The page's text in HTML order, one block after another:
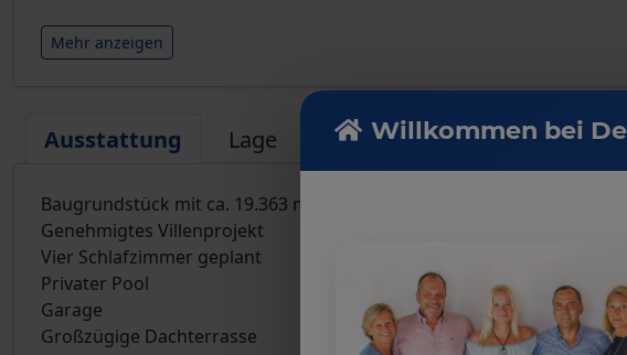
Mehr anzeigen
Ausstattung Lage
Baugrundstück mit ca. 19.363 m²
Genehmigtes Villenprojekt
Vier Schlafzimmer geplant
Privater Pool
Garage
Großzügige Dachterrasse
Willkommen bei